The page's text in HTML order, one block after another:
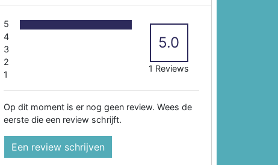
5
4
3
2
1
5.0
1 Reviews
Op dit moment is er nog geen review. Wees de
eerste die een review schrijft.
Een review schrijven